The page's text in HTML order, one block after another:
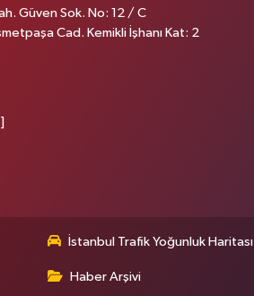
Güven Sok. No: 12 / C
Cad. Kemikli İşhanı Kat: 2
İstanbul Trafik Yoğunluk Haritası
Haber Arşivi